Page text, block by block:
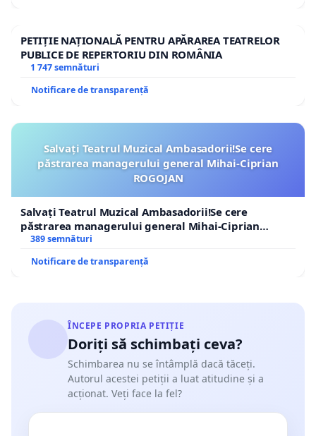
PETIȚIE NAȚIONALĂ PENTRU APĂRAREA TEATRELOR
PUBLICE DE REPERTORIU DIN ROMÂNIA
1 747 semnături
Notificare de transparență
Salvați Teatrul Muzical Ambasadorii!Se cere
păstrarea managerului general Mihai-Ciprian
ROGOJAN
Salvați Teatrul Muzical Ambasadorii!Se cere
păstrarea managerului general Mihai-Ciprian
ROGOJAN
389 semnături
Notificare de transparență
ÎNCEPE PROPRIA PETIȚIE
Doriți să schimbați ceva?
Schimbarea nu se întâmplă dacă tăceți.
Autorul acestei petiții a luat atitudine și a
acționat. Veți face la fel?